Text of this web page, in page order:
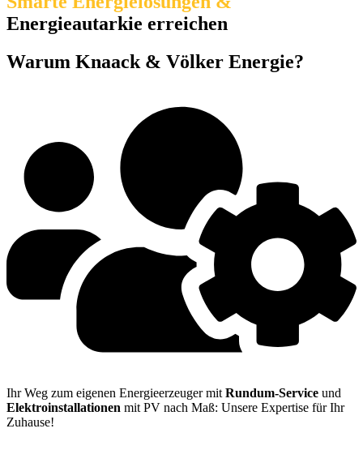
Energieautarkie erreichen
Warum Knaack & Völker Energie?
Ihr Weg zum eigenen Energieerzeuger mit Rundum-Service und
Elektroinstallationen mit PV nach Maß: Unsere Expertise für Ihr
Zuhause!